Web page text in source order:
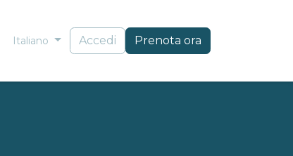
Italiano Accedi Prenota ora